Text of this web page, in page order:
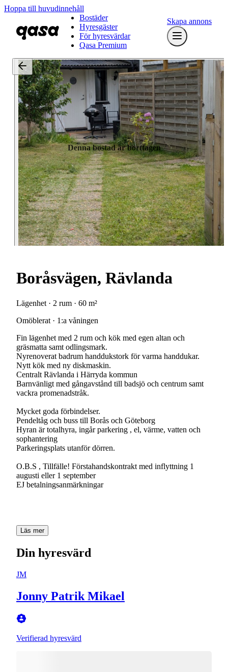
Hoppa till huvudinnehåll
Bostäder
Hyresgäster
För hyresvärdar
Qasa Premium
Skapa annons
Denna bostad är borttagen
Boråsvägen, Rävlanda
Lägenhet · 2 rum · 60 m²
Omöblerat · 1:a våningen
Fin lägenhet med 2 rum och kök med egen altan och
gräsmatta samt odlingsmark.
Nyrenoverat badrum handdukstork för varma handdukar.
Nytt kök med ny diskmaskin.
Centralt Rävlanda i Härryda kommun
Barnvänligt med gångavstånd till badsjö och centrum samt
vackra promenadstråk.
Mycket goda förbindelser.
Pendeltåg och buss till Borås och Göteborg
Hyran är totalhyra, ingår parkering , el, värme, vatten och
sophantering
Parkeringsplats utanför dörren.
O.B.S , Tillfälle! Förstahandskontrakt med inflyttning 1
augusti eller 1 september
EJ betalningsanmärkningar
Läs mer
Din hyresvärd
JM
Jonny Patrik Mikael
Verifierad hyresvärd